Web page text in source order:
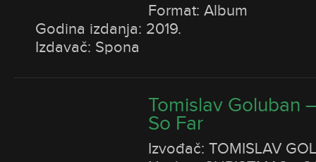
Format: Album
Godina izdanja: 2019.
Izdavač: Spona
Tomislav Goluban
So Far
Izvođač: TOMISLAV